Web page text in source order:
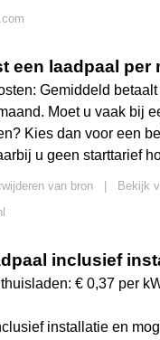
een laadpaal per
Gemiddeld
Moet u vaak bij
Kies dan voor een
u geen starttarief
van bron
Bekijk
inclusief
€ 0,37 per
installatie en